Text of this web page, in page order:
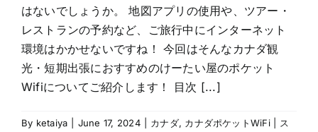
はないでしょうか。 地図アプリの使用や、ツアー・
レストランの予約など、ご旅行中にインターネット
環境はかかせないですね！ 今回はそんなカナダ観
光・短期出張におすすめのけーたい屋のポケット
Wifiについてご紹介します！ 目次 [...]
By ketaiya June 17, 2024 カナダ, カナダポケットWiFi | ス